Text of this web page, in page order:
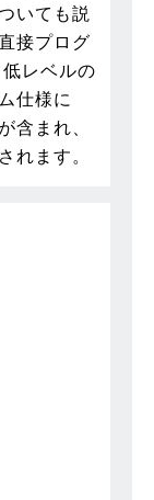
いても説
接プログ
レベルの
仕様に
含まれ、
れます。